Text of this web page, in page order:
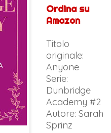
Ordina su
Amazon
Titolo
originale:
Anyone
Serie:
Dunbridge
Academy #2
Autore: Sarah
Sprinz